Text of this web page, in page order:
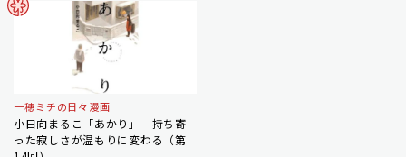
一穂ミチの日々漫画
小日向まるこ「あかり」 持ち寄
った寂しさが温もりに変わる（第